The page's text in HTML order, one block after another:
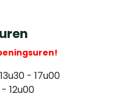
- 17u00
12u00